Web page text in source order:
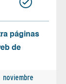
páginas
de
noviembre